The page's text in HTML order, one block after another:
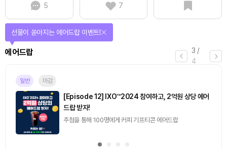
5
7
3 /
4
에어드랍
선물이 쏟아지는 에어드랍 이벤트!
일반 마감
[Episode 12] IXO™2024 참여하고, 2억원 상당 에어
드랍 받자!
추첨을 통해 100명에게 커피 기프티콘 에어드랍